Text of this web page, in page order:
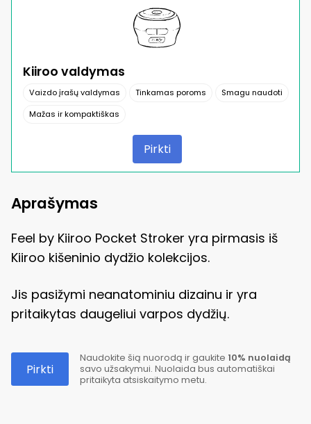
Kiiroo valdymas
Vaizdo įrašų valdymas Tinkamas poroms
Smagu naudoti
Mažas ir kompaktiškas
Pirkti
Aprašymas
Feel by Kiiroo Pocket Stroker yra pirmasis iš
Kiiroo kišeninio dydžio kolekcijos.
Jis pasižymi neanatominiu dizainu ir yra
pritaikytas daugeliui varpos dydžių.
Pirkti
Naudokite šią nuorodą ir gaukite 10% nuolaidą
savo užsakymui. Nuolaida bus automatiškai
pritaikyta atsiskaitymo metu.